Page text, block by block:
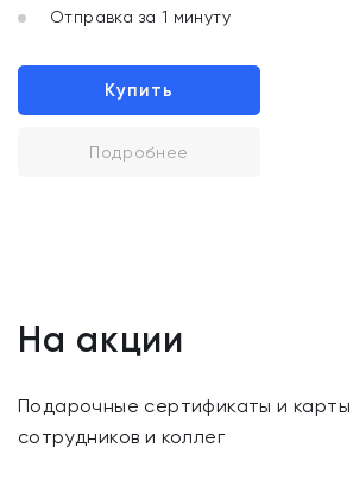
Отправка за 1 минуту
Купить
Подробнее
На акции
Подарочные сертификаты и карты
сотрудников и коллег